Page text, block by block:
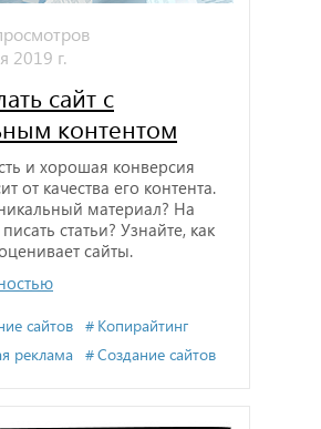
2019 г.
сайт с
контентом
и хорошая конверсия
от качества его контента.
материал? На
статьи? Узнайте, как
сайты.
сайтов
Копирайтинг
реклама
Создание сайтов